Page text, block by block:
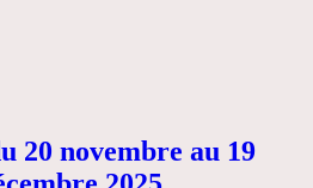
20 novembre au 19